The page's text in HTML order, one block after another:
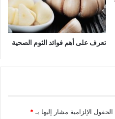
تعرف على أهم فوائد الثوم الصحية
الحقول الإلزامية مشار إليها بـ*